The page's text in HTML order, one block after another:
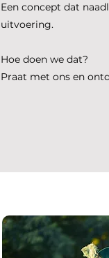
Een concept dat
uitvoering.
Hoe doen we dat?
Praat met ons en